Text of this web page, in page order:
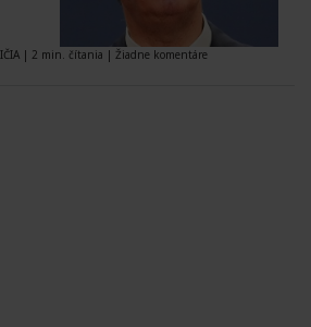
| 2 min. čítania | Žiadne komentáre